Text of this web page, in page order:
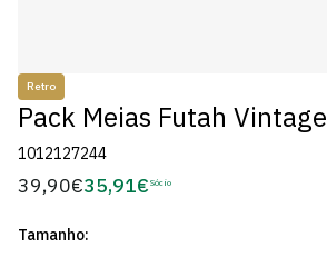
Retro
Pack Meias Futah Vintage
1012127244
Preço
39,90€Preço
Sócio
35,91€ Sócio
Tamanho: